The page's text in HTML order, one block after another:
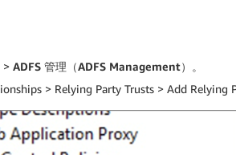
> ADFS 管理（ADFS Management）
。
> Relying Party Trusts > Add Relying